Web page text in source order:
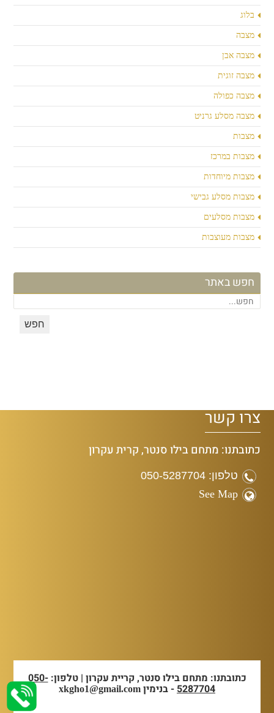
בלוג
מצבה
מצבה אבן
מצבה זוגית
מצבה כפולה
מצבה מסלע גרניט
מצבות
מצבות במרכז
מצבות מיוחדות
מצבות מסלע גבישי
מצבות מסלעים
מצבות מעוצבות
חפש באתר
צרו קשר
כתובתנו: מתחם בילו סנטר, קרית עקרון
טלפון: 050-5287704
See Map
כתובתנו: מתחם בילו סנטר, קריית עקרון | טלפון:050-
5287704- בנימין xkgho1@gmail.com